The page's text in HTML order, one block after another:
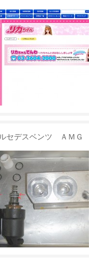
セデスベンツ ＡＭ